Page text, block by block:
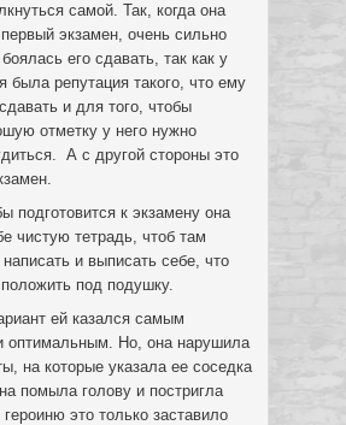
самой. Так, когда она
экзамен, очень сильно
его сдавать, так как у
была репутация такого, что ему
и для того, чтобы
отметку у него нужно
А с другой стороны это
подготовится к экзамену она
чистую тетрадь, чтоб там
написать и выписать себе, что
под подушку.
ей казался самым
оптимальным. Но, она нарушила
на которые указала ее соседка
помыла голову и постригла
это только заставило